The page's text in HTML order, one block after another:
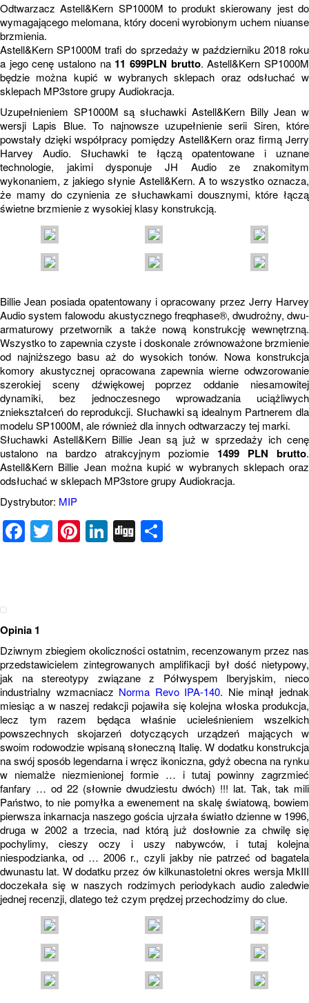
Odtwarzacz Astell&Kern SP1000M to produkt skierowany jest do
wymagającego melomana, który doceni wyrobionym uchem niuanse
brzmienia.
Astell&Kern SP1000M trafi do sprzedaży w październiku 2018 roku
a jego cenę ustalono na 11 699PLN brutto. Astell&Kern SP1000M
będzie można kupić w wybranych sklepach oraz odsłuchać w
sklepach MP3store grupy Audiokracja.
Uzupełnieniem SP1000M są słuchawki Astell&Kern Billy Jean w
wersji Lapis Blue. To najnowsze uzupełnienie serii Siren, które
powstały dzięki współpracy pomiędzy Astell&Kern oraz firmą Jerry
Harvey Audio. Słuchawki te łączą opatentowane i uznane
technologie, jakimi dysponuje JH Audio ze znakomitym
wykonaniem, z jakiego słynie Astell&Kern. A to wszystko oznacza,
że mamy do czynienia ze słuchawkami dousznymi, które łączą
świetne brzmienie z wysokiej klasy konstrukcją.
Billie Jean posiada opatentowany i opracowany przez Jerry Harvey
Audio system falowodu akustycznego freqphase®, dwudrożny, dwu-
armaturowy przetwornik a także nową konstrukcję wewnętrzną.
Wszystko to zapewnia czyste i doskonale zrównoważone brzmienie
od najniższego basu aż do wysokich tonów. Nowa konstrukcja
komory akustycznej opracowana zapewnia wierne odwzorowanie
szerokiej sceny dźwiękowej poprzez oddanie niesamowitej
dynamiki, bez jednoczesnego wprowadzania uciążliwych
zniekształceń do reprodukcji. Słuchawki są idealnym Partnerem dla
modelu SP1000M, ale również dla innych odtwarzaczy tej marki.
Słuchawki Astell&Kern Billie Jean są już w sprzedaży ich cenę
ustalono na bardzo atrakcyjnym poziomie 1499 PLN brutto.
Astell&Kern Billie Jean można kupić w wybranych sklepach oraz
odsłuchać w sklepach MP3store grupy Audiokracja.
Dystrybutor: MIP
Facebook
Twitter
Pinterest
LinkedIn
Digg
Opinia 1
Dziwnym zbiegiem okoliczności ostatnim, recenzowanym przez nas
przedstawicielem zintegrowanych amplifikacji był dość nietypowy,
jak na stereotypy związane z Półwyspem Iberyjskim, nieco
industrialny wzmacniacz Norma Revo IPA-140. Nie minął jednak
miesiąc a w naszej redakcji pojawiła się kolejna włoska produkcja,
lecz tym razem będąca właśnie ucieleśnieniem wszelkich
powszechnych skojarzeń dotyczących urządzeń mających w
swoim rodowodzie wpisaną słoneczną Italię. W dodatku konstrukcja
na swój sposób legendarna i wręcz ikoniczna, gdyż obecna na rynku
w niemalże niezmienionej formie … i tutaj powinny zagrzmieć
fanfary … od 22 (słownie dwudziestu dwóch) !!! lat. Tak, tak mili
Państwo, to nie pomyłka a ewenement na skalę światową, bowiem
pierwsza inkarnacja naszego gościa ujrzała światło dzienne w 1996,
druga w 2002 a trzecia, nad którą już dosłownie za chwilę się
pochylimy, cieszy oczy i uszy nabywców, i tutaj kolejna
niespodzianka, od … 2006 r., czyli jakby nie patrzeć od bagatela
dwunastu lat. W dodatku przez ów kilkunastoletni okres wersja MkIII
doczekała się w naszych rodzimych periodykach audio zaledwie
jednej recenzji, dlatego też czym prędzej przechodzimy do clue.